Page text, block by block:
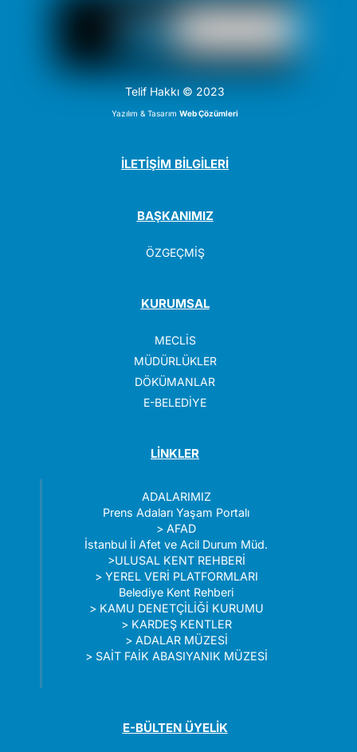
Telif Hakkı © 2023
Yazılım & TasarımWeb Çözümleri
İLETİŞİM BİLGİLERİ
BAŞKANIMIZ
ÖZGEÇMİŞ
KURUMSAL
MECLİS
MÜDÜRLÜKLER
DÖKÜMANLAR
E-BELEDİYE
LİNKLER
ADALARIMIZ
Prens Adaları Yaşam Portalı
>AFAD
İstanbul İl Afet ve Acil Durum Müd.
>ULUSAL KENT REHBERİ
> YEREL VERİ PLATFORMLARI
Belediye Kent Rehberi
> KAMU DENETÇİLİĞİ KURUMU
> KARDEŞ KENTLER
> ADALAR MÜZESİ
> SAİT FAİK ABASIYANIK MÜZESİ
E-BÜLTEN ÜYELİK